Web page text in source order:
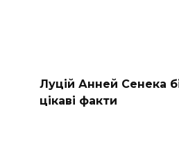
Луцій Анней Сенека
цікаві факти